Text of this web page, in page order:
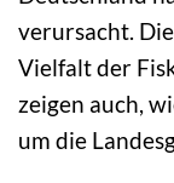
verursacht.
Vielfalt der
zeigen auch,
um die